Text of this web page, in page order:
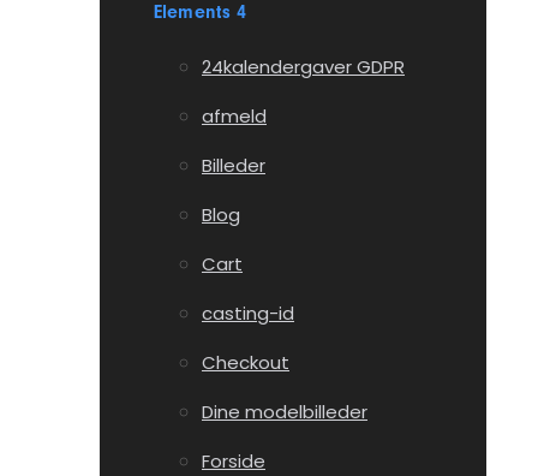
Elements 4
24kalendergaver GDPR
afmeld
Billeder
Blog
Cart
casting-id
Checkout
Dine modelbilleder
Forside